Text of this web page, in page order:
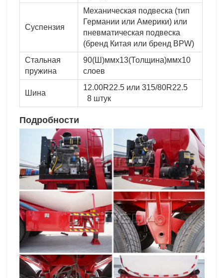
Суспензия
Механическая подвеска (тип
Германии или Америки) или
пневматическая подвеска
(бренд Китая или бренд BPW)
Стальная
пружина
90(Ш)ммx13(Толщина)ммx10
слоев
Шина
12.00R22.5 или 315/80R22.5
8 штук
Подробности